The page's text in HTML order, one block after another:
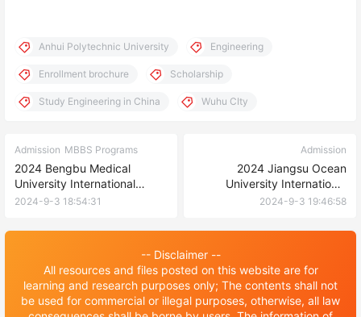
Anhui Polytechnic University Engineering
Enrollment brochure Scholarship
Study Engineering in China Wuhu CIty
Admission MBBS Programs
2024 Bengbu Medical
University International
Student Enrollment brochure
生简章
2024-9-3 18:54:31
Admission
2024 Jiangsu Ocean
University International
Student Enrollment Brochure
生简章
2024-9-3 19:46:58
-- Disclaimer --
All resources and files posted on this website are for
learning and research purposes only; The contents shall not
be used for commercial or illegal purposes, otherwise, all law